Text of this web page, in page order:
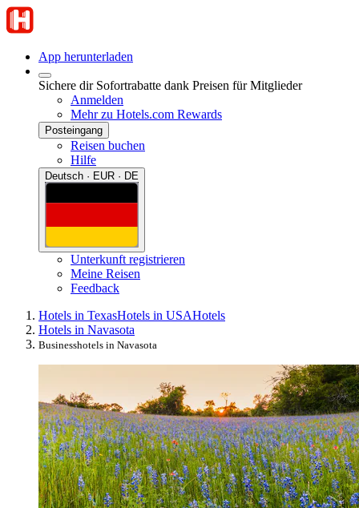
App herunterladen
Sichere dir Sofortrabatte dank Preisen für Mitglieder
Anmelden
Mehr zu Hotels.com Rewards
Posteingang
Reisen buchen
Hilfe
Deutsch · EUR · DE
Unterkunft registrieren
Meine Reisen
Feedback
Hotels in TexasHotels in USAHotels
Hotels in Navasota
Businesshotels in Navasota